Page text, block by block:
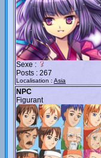
Sexe :
Posts : 267
Localisation : Asia
NPC
Figurant